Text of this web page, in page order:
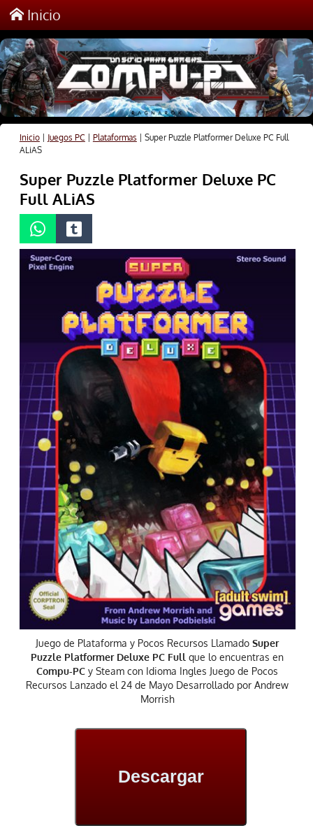
Inicio
Inicio| Juegos PC Plataformas
Super Puzzle Platformer Deluxe PC Full
ALiAS
Super Puzzle Platformer Deluxe PC
Full ALiAS
Juego de Plataforma y Pocos Recursos LlamadoSuper
Puzzle Platformer Deluxe PC Full que lo encuentras en
Compu-PC y Steam con Idioma Ingles Juego de Pocos
Recursos Lanzado el 24 de Mayo Desarrollado por Andrew
Morrish
Descargar